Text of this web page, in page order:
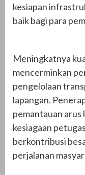
kesiapan
baik bagi para
Meningkatnya
mencerminkan
pengelolaan
lapangan.
pemantauan arus
kesiagaan
berkontribusi
perjalanan